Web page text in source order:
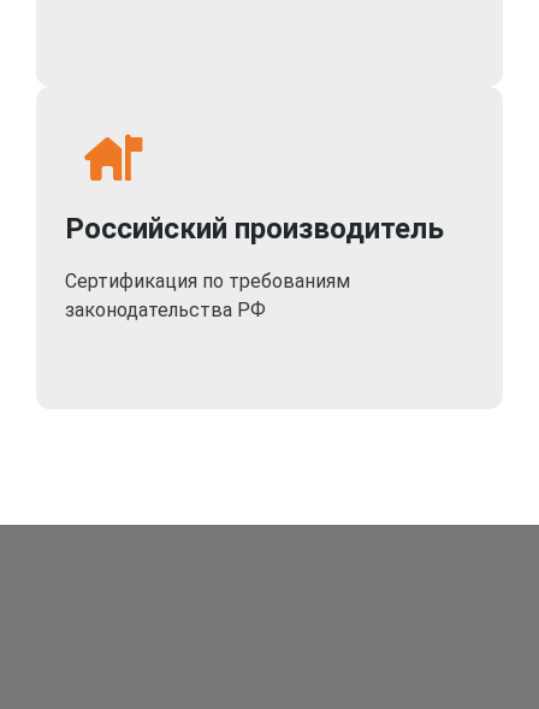
Российский производитель
Сертификация по требованиям
законодательства РФ